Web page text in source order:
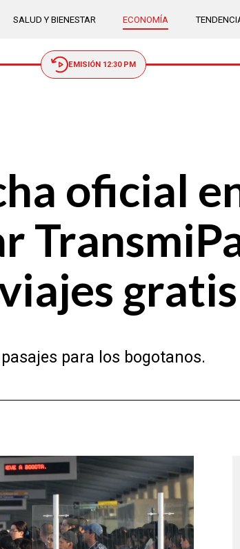
SALUD Y BIENESTAR ECONOMÍA
EMISIÓN 12:30 PM
oficial
gratis
para los bogotanos.